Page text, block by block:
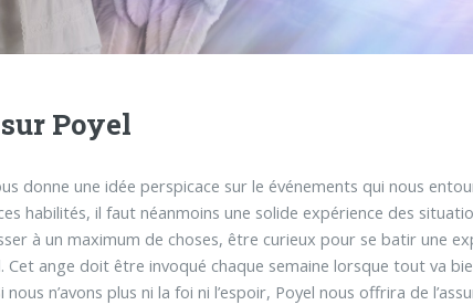
Poyel
donne une idée perspicace sur le événements qui nous
habilités, il faut néanmoins une solide expérience des
à un maximum de choses, être curieux pour se batir une
ange doit être invoqué chaque semaine lorsque tout va
n’avons plus ni la foi ni l’espoir, Poyel nous offrira de